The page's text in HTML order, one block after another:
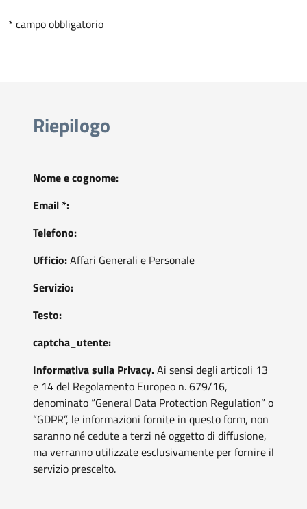
* campo obbligatorio
Riepilogo
Nome e cognome:
Email *:
Telefono:
Ufficio:Affari Generali e Personale
Servizio:
Testo:
captcha_utente:
Informativa sulla Privacy.Ai sensi degli articoli 13
e 14 del Regolamento Europeo n. 679/16,
denominato “General Data Protection Regulation” o
“GDPR”, le informazioni fornite in questo form, non
saranno né cedute a terzi né oggetto di diffusione,
ma verranno utilizzate esclusivamente per fornire il
servizio prescelto.